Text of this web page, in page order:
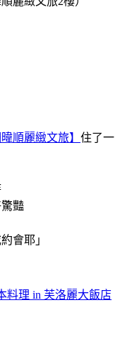
暐順麗緻文旅】 住了一
豔
會耶」
料理 in 芙洛麗大飯店